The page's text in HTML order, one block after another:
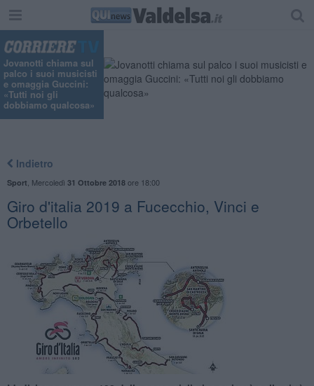
Jovanotti chiama sul
palco i suoi musicisti
e omaggia Guccini:
«Tutti noi gli
dobbiamo qualcosa»
Indietro
Sport Mercoledì 31 Ottobre 2018ore 18:00
Giro d'italia 2019 a Fucecchio, Vinci e
Orbetello